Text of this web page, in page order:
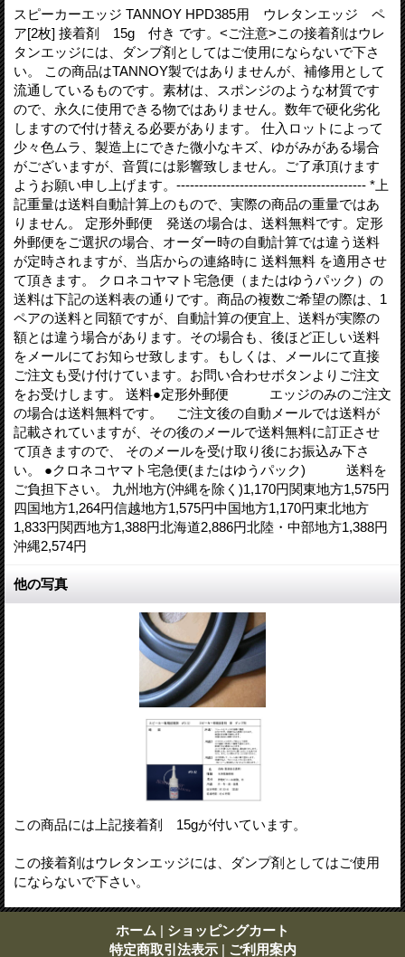
スピーカーエッジ TANNOY HPD385用 ウレタンエッジ ペ
ア[2枚] 接着剤 15g 付き です。<ご注意>この接着剤はウレ
タンエッジには、ダンプ剤としてはご使用にならないで下さ
い。 この商品はTANNOY製ではありませんが、補修用として
流通しているものです。素材は、スポンジのような材質です
ので、永久に使用できる物ではありません。数年で硬化劣化
しますので付け替える必要があります。 仕入ロットによって
少々色ムラ、製造上にできた微小なキズ、ゆがみがある場合
がございますが、音質には影響致しません。ご了承頂けます
ようお願い申し上げます。------------------------------------------ *上
記重量は送料自動計算上のもので、実際の商品の重量ではあ
りません。 定形外郵便 発送の場合は、送料無料です。定形
外郵便をご選択の場合、オーダー時の自動計算では違う送料
が定時されますが、当店からの連絡時に 送料無料 を適用させ
て頂きます。 クロネコヤマト宅急便（またはゆうパック）の
送料は下記の送料表の通りです。商品の複数ご希望の際は、1
ペアの送料と同額ですが、自動計算の便宜上、送料が実際の
額とは違う場合があります。その場合も、後ほど正しい送料
をメールにてお知らせ致します。もしくは、メールにて直接
ご注文も受け付けています。お問い合わせボタンよりご注文
をお受けします。 送料●定形外郵便 エッジのみのご注文
の場合は送料無料です。 ご注文後の自動メールでは送料が
記載されていますが、その後のメールで送料無料に訂正させ
て頂きますので、 そのメールを受け取り後にお振込み下さ
い。 ●クロネコヤマト宅急便(またはゆうパック) 送料を
ご負担下さい。 九州地方(沖縄を除く)1,170円関東地方1,575円
四国地方1,264円信越地方1,575円中国地方1,170円東北地方
1,833円関西地方1,388円北海道2,886円北陸・中部地方1,388円
沖縄2,574円
他の写真
この商品には上記接着剤 15gが付いています。
この接着剤はウレタンエッジには、ダンプ剤としてはご使用
にならないで下さい。
ホーム | ショッピングカート
特定商取引法表示 | ご利用案内